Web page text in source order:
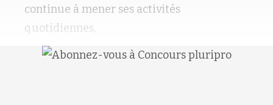
continue à mener ses activités
quotidiennes,